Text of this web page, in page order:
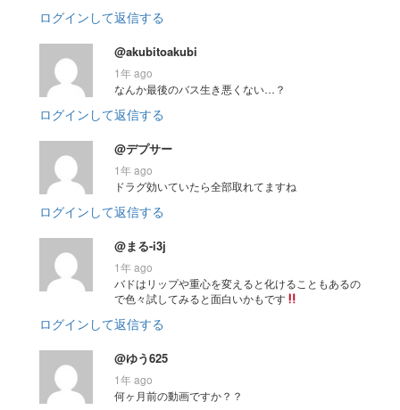
ログインして返信する
@akubitoakubi
1年 ago
なんか最後のバス生き悪くない…？
ログインして返信する
@デプサー
1年 ago
ドラグ効いていたら全部取れてますね
ログインして返信する
@まる-i3j
1年 ago
バドはリップや重心を変えると化けることもあるの
で色々試してみると面白いかもです
ログインして返信する
@ゆう625
1年 ago
何ヶ月前の動画ですか？？